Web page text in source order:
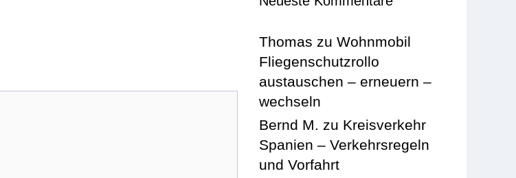
Thomas zuWohnmobil
Fliegenschutzrollo
austauschen – erneuern –
wechseln
Bernd M. zu Kreisverkehr
Spanien – Verkehrsregeln
und Vorfahrt